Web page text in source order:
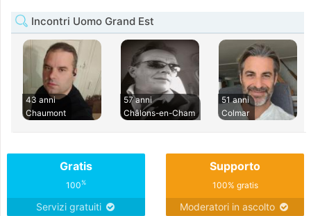
Incontri Uomo Grand Est
43 anni
Chaumont
57 anni
Châlons-en-Cham
51 anni
Colmar
Gratis
100%
Servizi gratuiti
Supporto
100% gratis
Moderatori in ascolto